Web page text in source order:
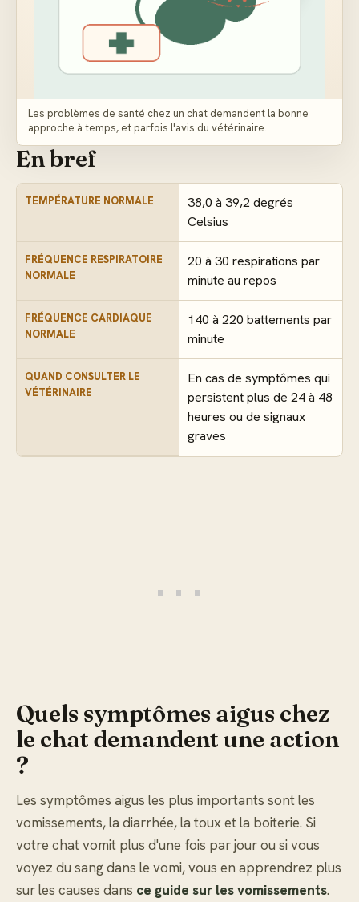
Les problèmes de santé chez un chat demandent la bonne
approche à temps, et parfois l'avis du vétérinaire.
En bref
TEMPÉRATURE NORMALE
38,0 à 39,2 degrés
Celsius
FRÉQUENCE RESPIRATOIRE
NORMALE
20 à 30 respirations par
minute au repos
FRÉQUENCE CARDIAQUE
NORMALE
140 à 220 battements par
minute
QUAND CONSULTER LE
VÉTÉRINAIRE
En cas de symptômes qui
persistent plus de 24 à 48
heures ou de signaux
graves
Quels symptômes aigus chez
le chat demandent une action
?
Les symptômes aigus les plus importants sont les
vomissements, la diarrhée, la toux et la boiterie. Si
votre chat vomit plus d'une fois par jour ou si vous
voyez du sang dans le vomi, vous en apprendrez plus
sur les causes dans ce guide sur les vomissements.